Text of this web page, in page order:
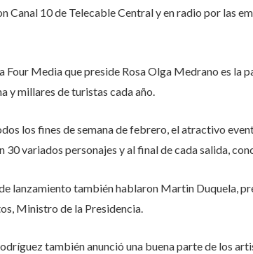
Canal 10 de Telecable Central y en radio por las
Four Media que preside Rosa Olga Medrano es
y millares de turistas cada año.
los fines de semana de febrero, el atractivo
30 variados personajes y al final de cada salida,
lanzamiento también hablaron Martin Duquela,
Ministro de la Presidencia.
también anunció una buena parte de los